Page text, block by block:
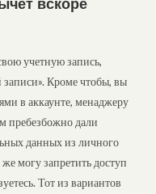
вскоре
учетную запись,
записи». Кроме чтобы, вы
в аккаунте, менаджеру
пребезбожно дали
данных из личного
могу запретить доступ
Тот из вариантов